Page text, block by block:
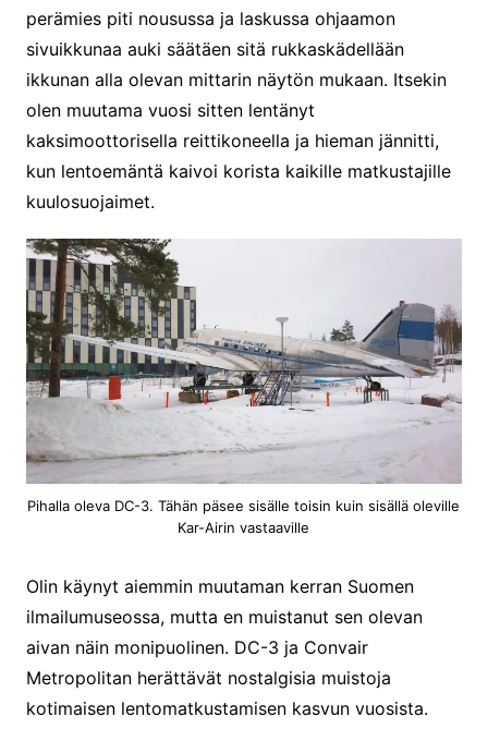
perämies piti nousussa ja laskussa ohjaamon
sivuikkunaa auki säätäen sitä rukkaskädellään
ikkunan alla olevan mittarin näytön mukaan. Itsekin
olen muutama vuosi sitten lentänyt
kaksimoottorisella reittikoneella ja hieman jännitti,
kun lentoemäntä kaivoi korista kaikille matkustajille
kuulosuojaimet.
Pihalla oleva DC-3. Tähän päsee sisälle toisin kuin sisällä oleville
Kar-Airin vastaaville
Olin käynyt aiemmin muutaman kerran Suomen
ilmailumuseossa, mutta en muistanut sen olevan
aivan näin monipuolinen. DC-3 ja Convair
Metropolitan herättävät nostalgisia muistoja
kotimaisen lentomatkustamisen kasvun vuosista.